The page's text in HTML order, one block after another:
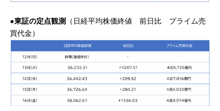
●東証の定点観測
（日経平均株価終値 前日比 プライム売
買代金）